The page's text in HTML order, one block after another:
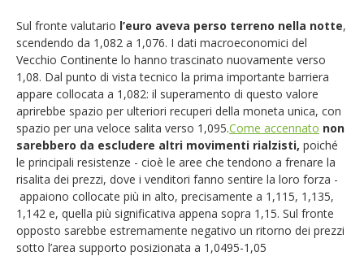
Sul fronte valutario l’euro aveva perso terreno nella notte,
scendendo da 1,082 a 1,076. I dati macroeconomici del
Vecchio Continente lo hanno trascinato nuovamente verso
1,08. Dal punto di vista tecnico la prima importante barriera
appare collocata a 1,082: il superamento di questo valore
aprirebbe spazio per ulteriori recuperi della moneta unica, con
spazio per una veloce salita verso 1,095.Come accennato non
sarebbero da escludere altri movimenti rialzisti, poiché
le principali resistenze - cioè le aree che tendono a frenare la
risalita dei prezzi, dove i venditori fanno sentire la loro forza -
appaiono collocate più in alto, precisamente a 1,115, 1,135,
1,142 e, quella più significativa appena sopra 1,15. Sul fronte
opposto sarebbe estremamente negativo un ritorno dei prezzi
sotto l’area supporto posizionata a 1,0495-1,05